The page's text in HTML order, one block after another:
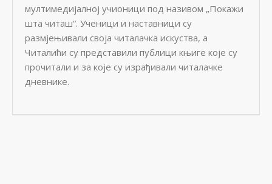
мултимедијалној учионици под називом „Покажи
шта читаш“. Ученици и наставници су
размјењивали своја читалачка искуства, а
Читалићи су представили публици књиге које су
прочитали и за које су израђивали читалачке
дневнике.